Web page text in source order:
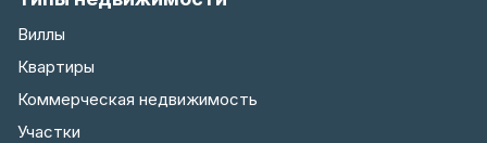
Виллы
Квартиры
Коммерческая недвижимость
Участки